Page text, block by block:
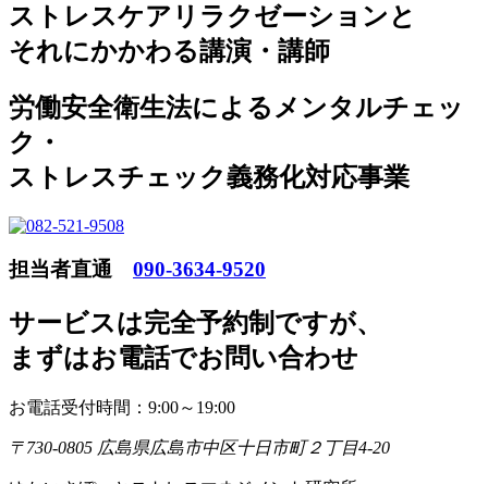
ストレスケアリラクゼーションと
それにかかわる講演・講師
労働安全衛生法によるメンタルチェッ
ク・
ストレスチェック義務化対応事業
担当者直通 090-3634-9520
サービスは完全予約制ですが、
まずはお電話でお問い合わせ
お電話受付時間：9:00～19:00
〒730-0805 広島県広島市中区十日市町２丁目4-20